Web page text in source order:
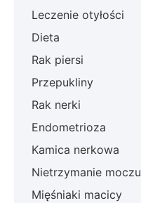
Leczenie otyłości
Dieta
Rak piersi
Przepukliny
Rak nerki
Endometrioza
Kamica nerkowa
Nietrzymanie moczu
Mięśniaki macicy